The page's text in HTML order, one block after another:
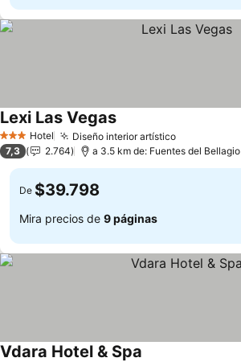
3 Estrellas
Hotel Diseño interior artísticoVer precios
Lexi Las VegasVer precios
7,3 2.764 a 3.5 km de: Fuentes del Bellagio
De $39.798
Mira precios de 9 páginas
Vdara Hotel & Spa